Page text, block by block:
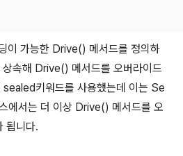
이 가능한 Drive() 메서드를 정의하
속해 Drive() 메서드를 오버라이드
sealed키워드를 사용했는데 이는 Se
에서는 더 이상 Drive() 메서드를 오
됩니다.